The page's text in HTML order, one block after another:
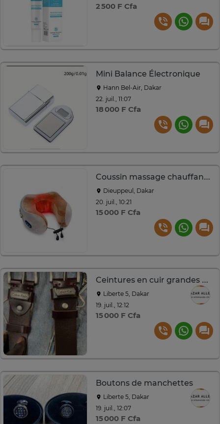
2 500 F Cfa
Mini Balance Électronique
Hann Bel-Air, Dakar
22. juil., 11:07
18 000 F Cfa
Coussin massage chauffant U beige pour cou et épaules
Dieuppeul, Dakar
20. juil., 10:21
15 000 F Cfa
Ceintures en cuir grandes marques
Liberte 5, Dakar
19. juil., 12:12
15 000 F Cfa
Boutons de manchettes
Liberte 5, Dakar
19. juil., 12:07
15 000 F Cfa